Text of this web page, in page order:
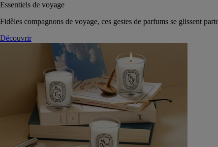
Essentiels de voyage
Fidèles compagnons de voyage, ces gestes de parfums se glissent
Découvrir